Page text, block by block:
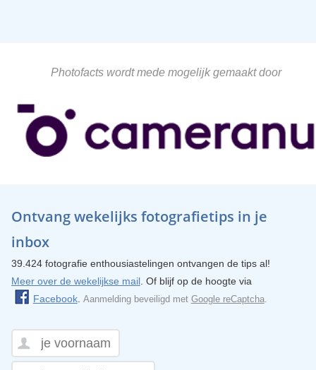
Photofacts wordt mede mogelijk gemaakt door
Ontvang wekelijks fotografietips in je
inbox
39.424 fotografie enthousiastelingen ontvangen de tips al!
Meer over de wekelijkse mail. Of blijf op de hoogte via
Facebook. Aanmelding beveiligd met Google reCaptcha.